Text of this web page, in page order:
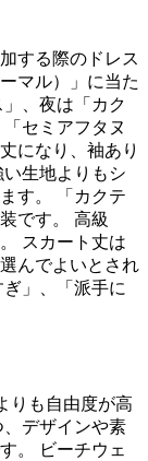
する際のドレス
マル）」に当た
、夜は「カク
セミアフタヌ
になり、袖あり
生地よりもシ
す。 「カクテ
です。 高級
スカート丈は
んでよいとされ
」、「派手に
りも自由度が高
デザインや素
。 ビーチウェ